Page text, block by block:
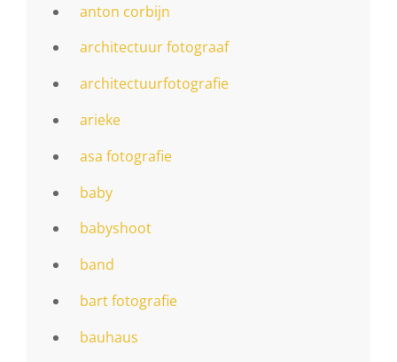
anton corbijn
architectuur fotograaf
architectuurfotografie
arieke
asa fotografie
baby
babyshoot
band
bart fotografie
bauhaus